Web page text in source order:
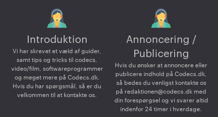
Introduktion
Vi har skrevet et væld af guider,
samt tips og tricks til codecs,
video/film, softwareprogrammer
og meget mere på Codecs.dk.
Hvis du har spørgsmål, så er du
velkommen til at kontakte os.
Annoncering /
Publicering
Hvis du ønsker at annoncere eller
publicere indhold på Codecs.dk,
så bedes du venligst kontakte os
på redaktionen@codecs.dk med
din forespørgsel og vi svarer altid
indenfor 24 timer i hverdage.